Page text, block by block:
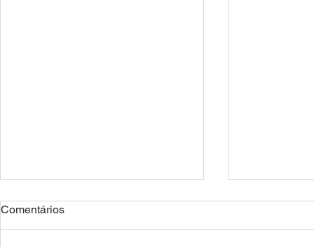
Comentários